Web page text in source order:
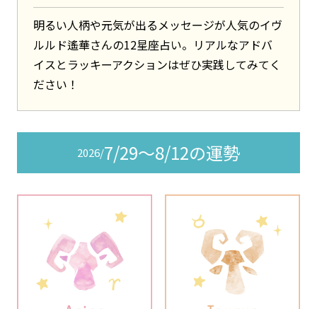
明るい人柄や元気が出るメッセージが人気のイヴ
ルルド遙華さんの12星座占い。リアルなアドバ
イスとラッキーアクションはぜひ実践してみてく
ださい！
2026/7/29～8/12の運勢